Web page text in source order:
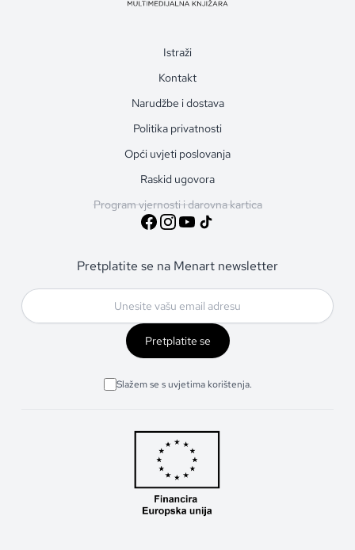
Istraži
Kontakt
Narudžbe i dostava
Politika privatnosti
Opći uvjeti poslovanja
Raskid ugovora
Program vjernosti i darovna kartica
Pretplatite se na Menart newsletter
Pretplatite se
Slažem se s uvjetima korištenja.